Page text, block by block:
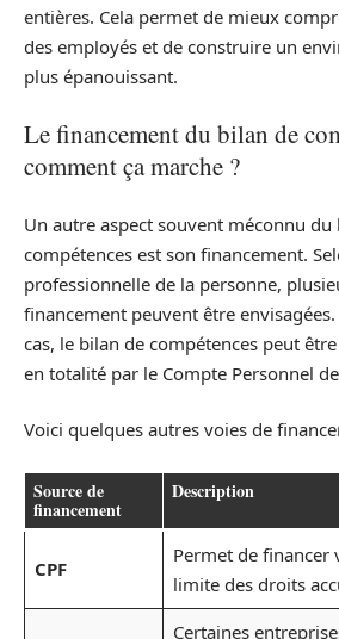
entières. Cela permet de mieux
des employés et de construire un
plus épanouissant.
Le financement du bilan de
comment ça marche ?
Un autre aspect souvent méconnu du
compétences est son financement.
professionnelle de la personne,
financement peuvent être
cas, le bilan de compétences peut
en totalité par le Compte Personnel
Voici quelques autres voies de
Source de
financement
Description
CPF
Permet de financer
limite des droits
Certaines